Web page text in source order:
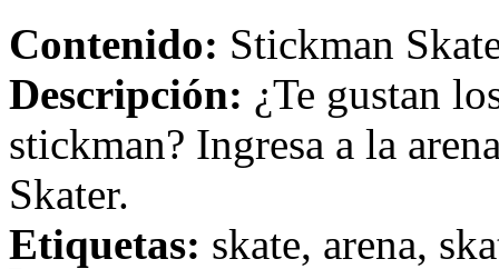
Contenido: Stickman
Descripción: ¿Te gustan
stickman? Ingresa a la
Skater.
Etiquetas: skate, arena,